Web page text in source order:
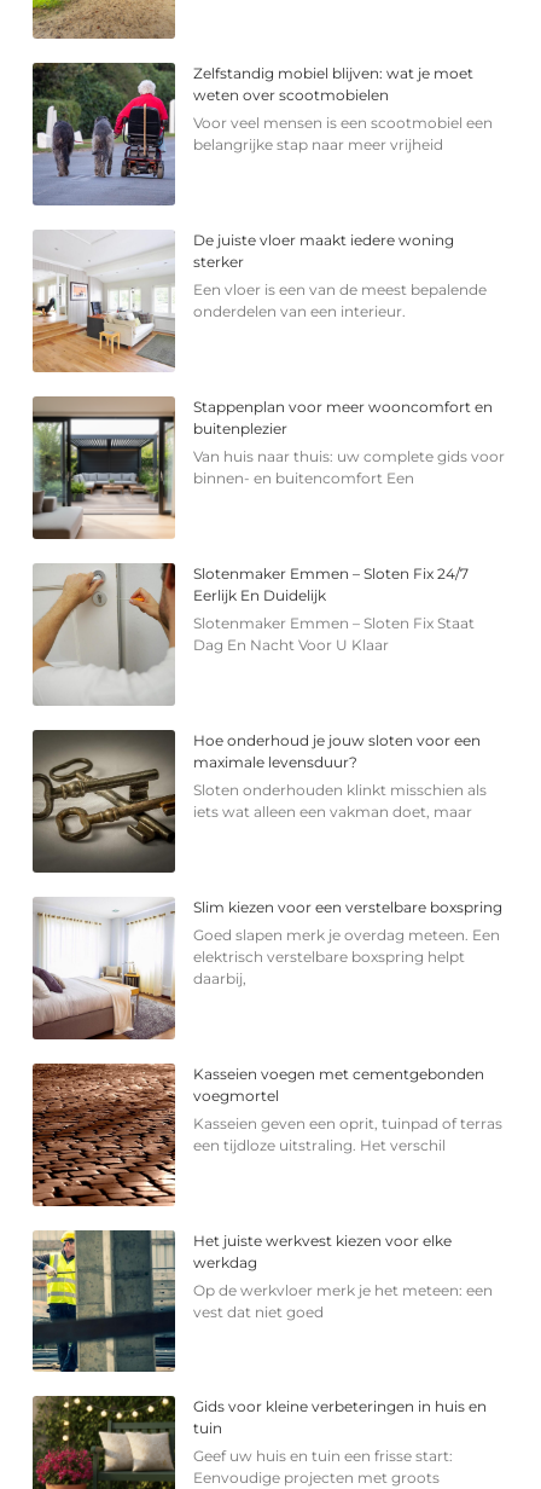
Zelfstandig mobiel blijven: wat je moet
weten over scootmobielen
Voor veel mensen is een scootmobiel een
belangrijke stap naar meer vrijheid
De juiste vloer maakt iedere woning
sterker
Een vloer is een van de meest bepalende
onderdelen van een interieur.
Stappenplan voor meer wooncomfort en
buitenplezier
Van huis naar thuis: uw complete gids voor
binnen- en buitencomfort Een
Slotenmaker Emmen – Sloten Fix 24/7
Eerlijk En Duidelijk
Slotenmaker Emmen – Sloten Fix Staat
Dag En Nacht Voor U Klaar
Hoe onderhoud je jouw sloten voor een
maximale levensduur?
Sloten onderhouden klinkt misschien als
iets wat alleen een vakman doet, maar
Slim kiezen voor een verstelbare boxspring
Goed slapen merk je overdag meteen. Een
elektrisch verstelbare boxspring helpt
daarbij,
Kasseien voegen met cementgebonden
voegmortel
Kasseien geven een oprit, tuinpad of terras
een tijdloze uitstraling. Het verschil
Het juiste werkvest kiezen voor elke
werkdag
Op de werkvloer merk je het meteen: een
vest dat niet goed
Gids voor kleine verbeteringen in huis en
tuin
Geef uw huis en tuin een frisse start:
Eenvoudige projecten met groots